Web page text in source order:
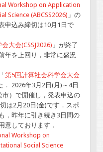
Workshop on Application
Science (ABCSS2026) 」の
申込み締切は10月1日で
大会(CSSJ2026) 」が終了
年を上回り，非常に盛況
第5回計算社会科学会大会
． 2026年3月2日(月)～4日
市）で開催し，発表申込の
は2月20日(金)です．スポ
，昨年に引き続き3日間の
意しております．
Workshop on
Social Science